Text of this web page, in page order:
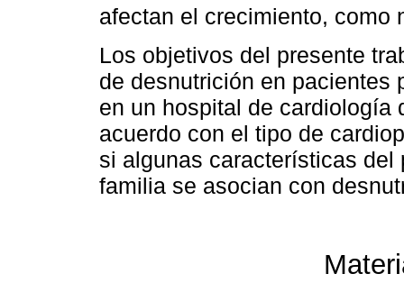
afectan el crecimiento, como
Los objetivos del presente
de desnutrición en pacientes
en un hospital de cardiología
acuerdo con el tipo de
si algunas características
familia se asocian con